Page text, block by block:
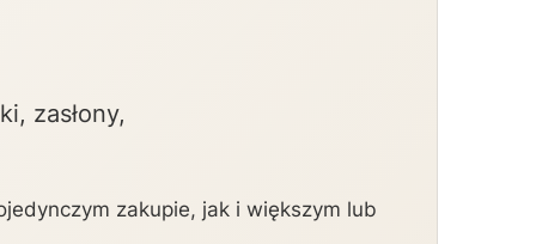
zasłony,
zakupie, jak i większym lub